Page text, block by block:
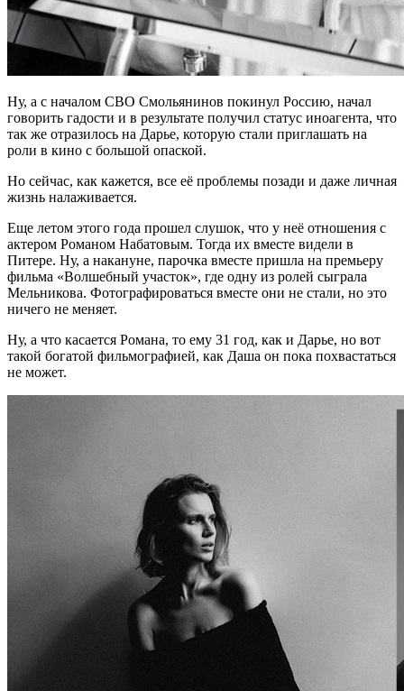
Ну, а с началом СВО Смольянинов покинул Россию, начал
говорить гадости и в результате получил статус иноагента, что
так же отразилось на Дарье, которую стали приглашать на
роли в кино с большой опаской.
Но сейчас, как кажется, все её проблемы позади и даже личная
жизнь налаживается.
Еще летом этого года прошел слушок, что у неё отношения с
актером Романом Набатовым. Тогда их вместе видели в
Питере. Ну, а накануне, парочка вместе пришла на премьеру
фильма «Волшебный участок», где одну из ролей сыграла
Мельникова. Фотографироваться вместе они не стали, но это
ничего не меняет.
Ну, а что касается Романа, то ему 31 год, как и Дарье, но вот
такой богатой фильмографией, как Даша он пока похвастаться
не может.